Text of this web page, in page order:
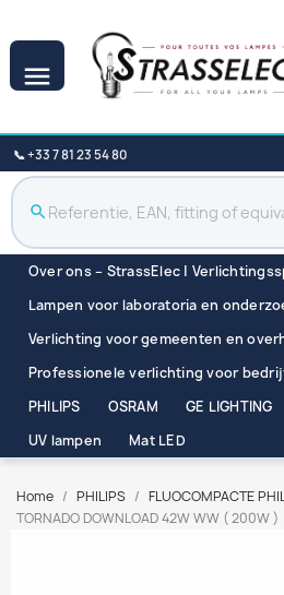

📞 +33 7 81 23 54 80
search
Over ons – StrassElec |
Lampen voor laboratoria en
Verlichting voor gemeenten en
Professionele verlichting voor
PHILIPS
OSRAM GE LIGHTING
UV lampen
Mat LED
Home PHILIPS FLUOCOMPACTE
TORNADO DOWNLOAD 42W WW ( 200W )